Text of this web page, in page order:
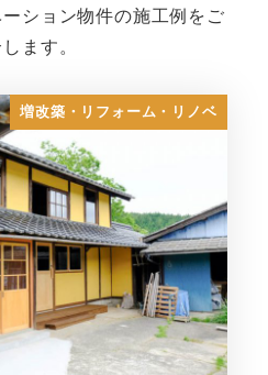
ション物件の施工例をご
ます。
増改築・リフォーム・リノベ